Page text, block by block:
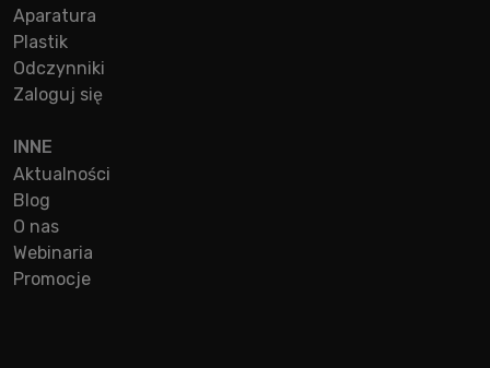
Aparatura
Plastik
Odczynniki
Zaloguj się
INNE
Aktualności
Blog
O nas
Webinaria
Promocje